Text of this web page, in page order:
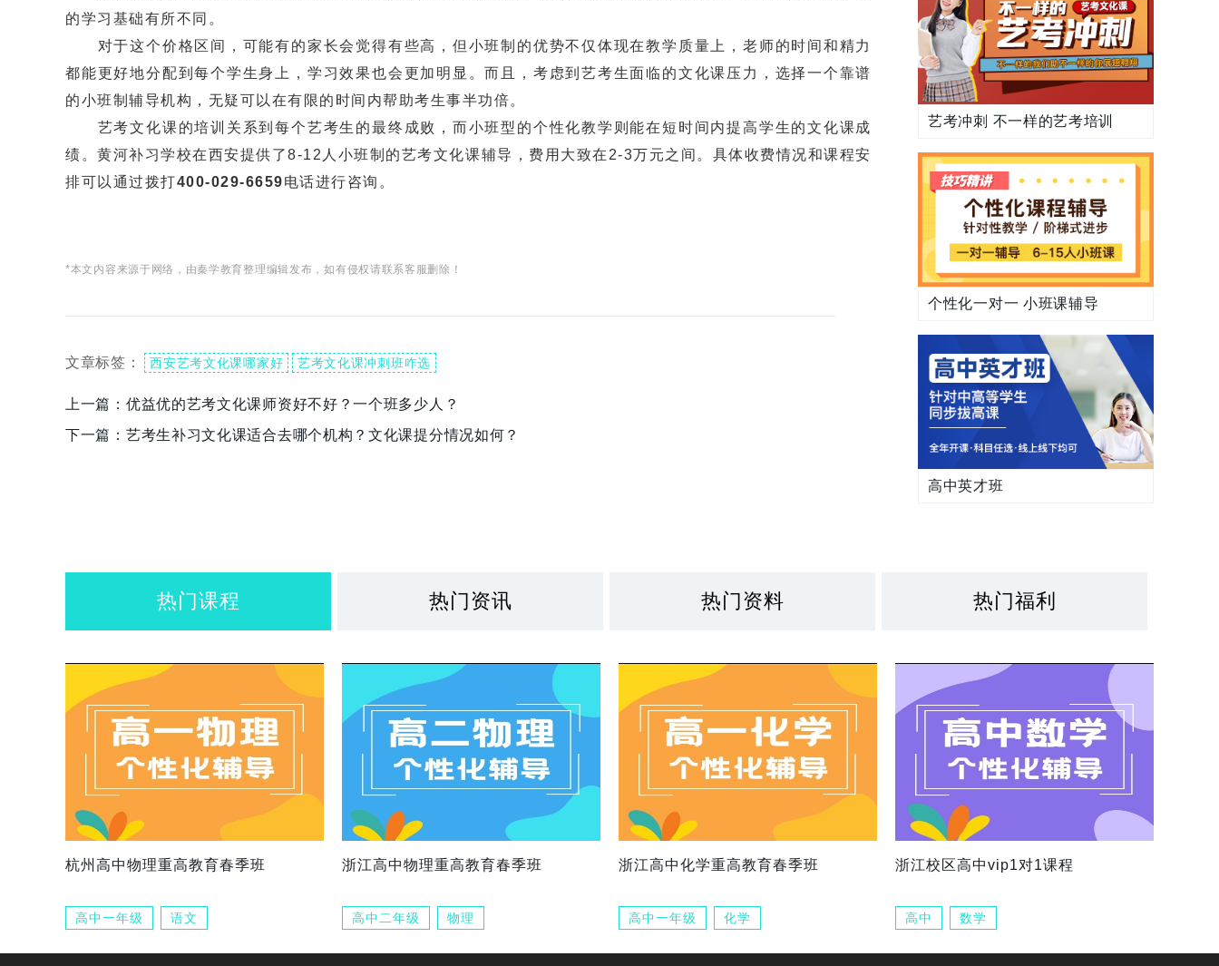
的学习基础有所不同。
对于这个价格区间，可能有的家长会觉得有些高，但小班制的优势不仅体现在教学质量上，老师的时间和精力
都能更好地分配到每个学生身上，学习效果也会更加明显。而且，考虑到艺考生面临的文化课压力，选择一个靠谱
的小班制辅导机构，无疑可以在有限的时间内帮助考生事半功倍。
艺考文化课的培训关系到每个艺考生的最终成败，而小班型的个性化教学则能在短时间内提高学生的文化课成
绩。黄河补习学校在西安提供了8-12人小班制的艺考文化课辅导，费用大致在2-3万元之间。具体收费情况和课程安
排可以通过拨打400-029-6659电话进行咨询。
*本文内容来源于网络，由秦学教育整理编辑发布，如有侵权请联系客服删除！
文章标签： 西安艺考文化课哪家好 艺考文化课冲刺班咋选
上一篇： 优益优的艺考文化课师资好不好？一个班多少人？
下一篇： 艺考生补习文化课适合去哪个机构？文化课提分情况如何？
艺考冲刺 不一样的艺考培训
个性化一对一 小班课辅导
高中英才班
热门课程 热门资讯 热门资料 热门福利
杭州高中物理重高教育春季班
高中一年级 语文
浙江高中物理重高教育春季班
高中二年级 物理
浙江高中化学重高教育春季班
高中一年级 化学
浙江校区高中vip1对1课程
高中 数学